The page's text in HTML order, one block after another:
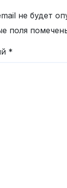
не будет
поля
*